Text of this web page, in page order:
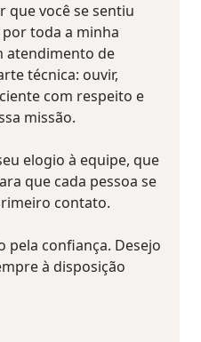
que você se sentiu
toda a minha
atendimento de
técnica: ouvir,
com respeito e
missão.
elogio à equipe, que
que cada pessoa se
contato.
pela confiança. Desejo
à disposição